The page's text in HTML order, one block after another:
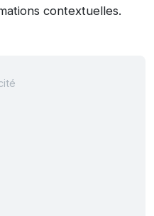
contextuelles.